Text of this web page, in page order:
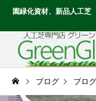
園緑化資材、新品人工
ブログ ブログ